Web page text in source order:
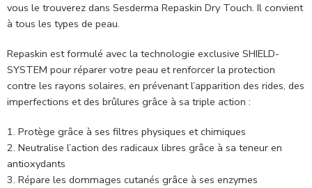
vous le trouverez dans Sesderma Repaskin Dry Touch. Il convient
à tous les types de peau.
Repaskin est formulé avec la technologie exclusive SHIELD-
SYSTEM pour réparer votre peau et renforcer la protection
contre les rayons solaires, en prévenant l’apparition des rides, des
imperfections et des brûlures grâce à sa triple action :
Protège grâce à ses filtres physiques et chimiques
Neutralise l’action des radicaux libres grâce à sa teneur en
antioxydants
Répare les dommages cutanés grâce à ses enzymes